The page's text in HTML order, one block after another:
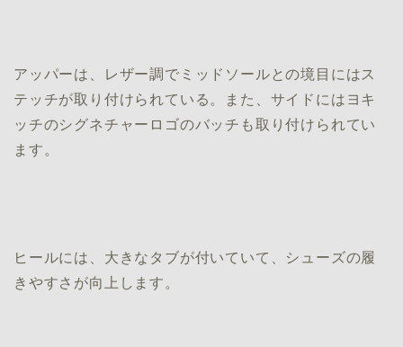
アッパーは、レザー調でミッドソールとの境目にはス
テッチが取り付けられている。また、サイドにはヨキ
ッチのシグネチャーロゴのバッチも取り付けられてい
ます。
ヒールには、大きなタブが付いていて、シューズの履
きやすさが向上します。